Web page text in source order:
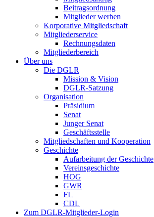
Beitragsordnung
Mitglieder werben
Korporative Mitgliedschaft
Mitgliederservice
Rechnungsdaten
Mitgliederbereich
Über uns
Die DGLR
Mission & Vision
DGLR-Satzung
Organisation
Präsidium
Senat
Junger Senat
Geschäftsstelle
Mitgliedschaften und Kooperation
Geschichte
Aufarbeitung der Geschichte
Vereinsgeschichte
HOG
GWR
FL
CDL
Zum DGLR-Mitglieder-Login